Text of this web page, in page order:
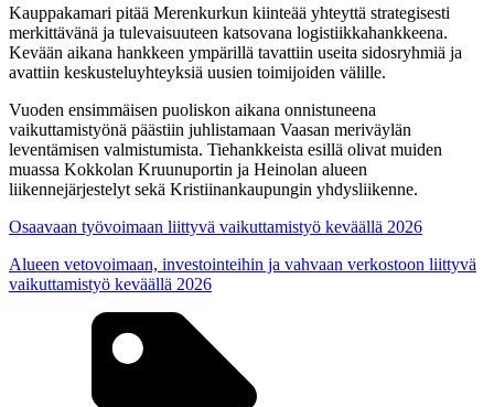
Kauppakamari pitää Merenkurkun kiinteää yhteyttä strategisesti
merkittävänä ja tulevaisuuteen katsovana logistiikkahankkeena.
Kevään aikana hankkeen ympärillä tavattiin useita sidosryhmiä ja
avattiin keskusteluyhteyksiä uusien toimijoiden välille.
Vuoden ensimmäisen puoliskon aikana onnistuneena
vaikuttamistyönä päästiin juhlistamaan Vaasan meriväylän
leventämisen valmistumista. Tiehankkeista esillä olivat muiden
muassa Kokkolan Kruunuportin ja Heinolan alueen
liikennejärjestelyt sekä Kristiinankaupungin yhdysliikenne.
Osaavaan työvoimaan liittyvä vaikuttamistyö keväällä 2026
Alueen vetovoimaan, investointeihin ja vahvaan verkostoon liittyvä
vaikuttamistyö keväällä 2026